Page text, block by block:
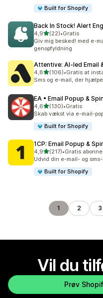
Built for Shopify
Back In Stock! Alert
4,9ud af 5 stjerner
(22)
22 anmeldelser i alt
•Gratis
Giv mig besked! med e-
genopfyldning
Attentive: AI‑led Email
4,8ud af 5 stjerner
(106)
106 anmeldelser i alt
•Gratis at
Sms og e-mail, der
EA • Email Popup &
4,6ud af 5 stjerner
(130)
130 anmeldelser i alt
•Gratis
Skab vækst via e-mail-
Built for Shopify
1CP: Email Popup &
4,9ud af 5 stjerner
(217)
217 anmeldelser i alt
•Gratis
Udvid din e-mail- og
Built for Shopify
1 2 3
Vil du
Prøv